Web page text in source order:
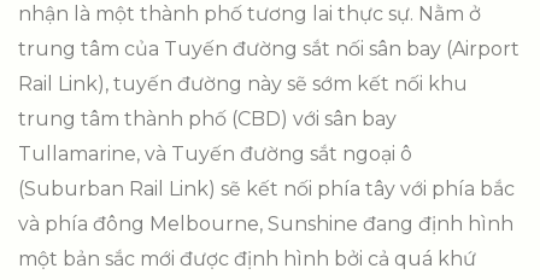
nhận là một thành phố tương lai thực sự. Nằm ở
trung tâm của Tuyến đường sắt nối sân bay (Airport
Rail Link), tuyến đường này sẽ sớm kết nối khu
trung tâm thành phố (CBD) với sân bay
Tullamarine, và Tuyến đường sắt ngoại ô
(Suburban Rail Link) sẽ kết nối phía tây với phía bắc
và phía đông Melbourne, Sunshine đang định hình
một bản sắc mới được định hình bởi cả quá khứ